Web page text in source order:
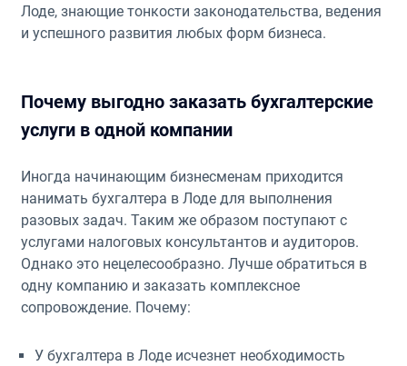
Лоде, знающие тонкости законодательства, ведения
и успешного развития любых форм бизнеса.
Почему выгодно заказать бухгалтерские
услуги в одной компании
Иногда начинающим бизнесменам приходится
нанимать бухгалтера в Лоде для выполнения
разовых задач. Таким же образом поступают с
услугами налоговых консультантов и аудиторов.
Однако это нецелесообразно. Лучше обратиться в
одну компанию и заказать комплексное
сопровождение. Почему:
У бухгалтера в Лоде исчезнет необходимость